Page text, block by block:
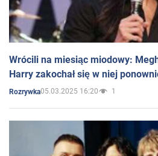
Wrócili na miesiąc miodowy:
Harry zakochał się w niej
Rozrywka05.03.2025 16:20 1